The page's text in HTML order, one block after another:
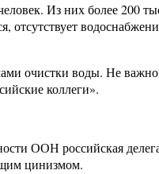
Из них более 200
очистки воды. Не
коллеги».
ООН российская
цинизмом.